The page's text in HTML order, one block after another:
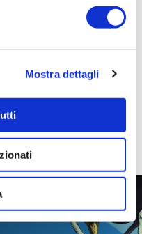
Mostra dettagli